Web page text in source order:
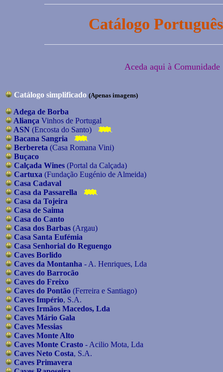
Catálogo
Aceda aqui à
Catálogo simplificado (Apenas imagens)
Adega de Borba
Aliança Vinhos de Portugal
ASN (Encosta do Santo)
Bacana Sangria
Berbereta (Casa Romana Vini)
Buçaco
Calçada Wines (Portal da Calçada)
Cartuxa (Fundação Eugénio de Almeida)
Casa Cadaval
Casa da Passarella
Casa da Tojeira
Casa de Saima
Casa do Canto
Casa dos Barbas (Argau)
Casa Santa Eufémia
Casa Senhorial do Reguengo
Caves Borlido
Caves da Montanha - A. Henriques, Lda
Caves do Barrocão
Caves do Freixo
Caves do Pontão (Ferreira e Santiago)
Caves Império, S.A.
Caves Irmãos Macedos, Lda
Caves Mário Gala
Caves Messias
Caves Monte Alto
Caves Monte Crasto - Acilio Mota, Lda
Caves Neto Costa, S.A.
Caves Primavera